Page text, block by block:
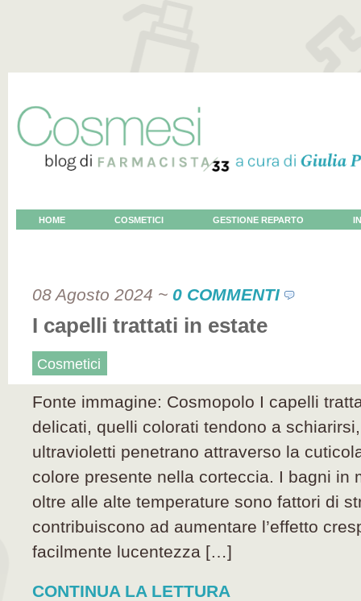
HOME COSMETICI GESTIONE REPARTO
08 Agosto 2024 ~ 0 COMMENTI
I capelli trattati in estate
Cosmetici
Fonte immagine: Cosmopolo I capelli
delicati, quelli colorati tendono a
ultravioletti penetrano attraverso la
colore presente nella corteccia. I bagni in
oltre alle alte temperature sono fattori di
contribuiscono ad aumentare l’effetto
facilmente lucentezza […]
CONTINUA LA LETTURA